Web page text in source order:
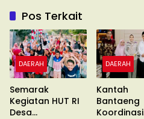
Pos Terkait
DAERAH
Semarak
Kegiatan HUT RI
Desa
DAERAH
Kantah
Bantaeng
Koordinasi